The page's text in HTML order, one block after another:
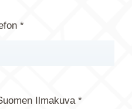
*
Ilmakuva *